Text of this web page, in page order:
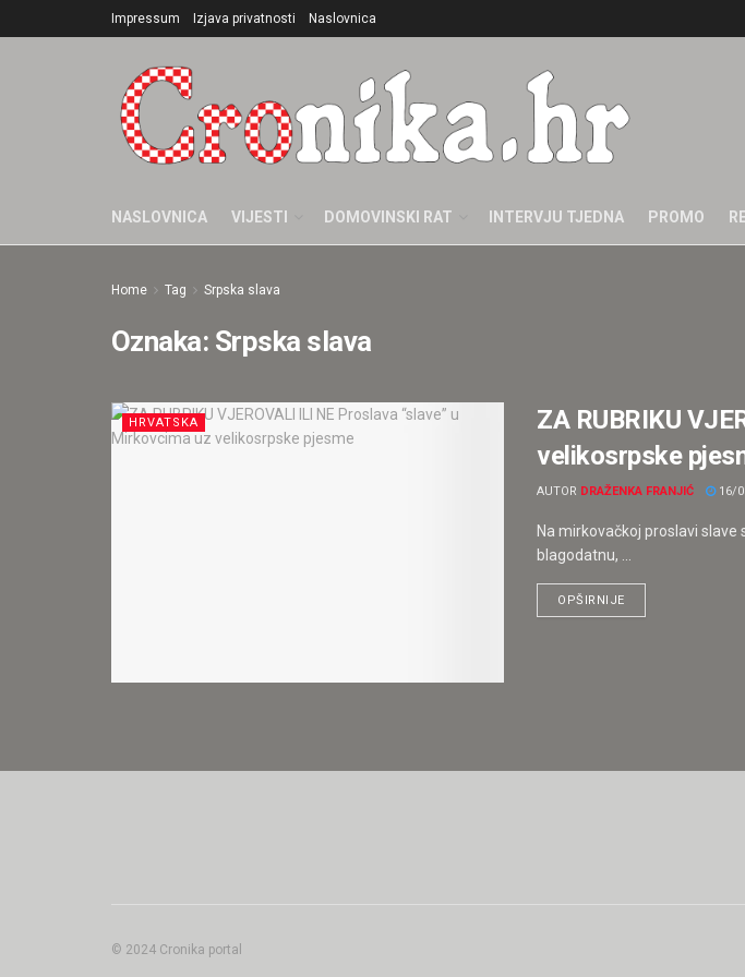
Impressum Izjava privatnosti Naslovnica
NASLOVNICA VIJESTI DOMOVINSKI RAT INTERVJU TJEDNA PROMO
Home Tag Srpska slava
Oznaka: Srpska slava
HRVATSKA
ZA RUBRIKU
velikosrpske
AUTOR DRAŽENKA FRANJIĆ 16/
Na mirkovačkoj proslavi
blagodatnu, ...
OPŠIRNIJE
© 2024 Cronika portal